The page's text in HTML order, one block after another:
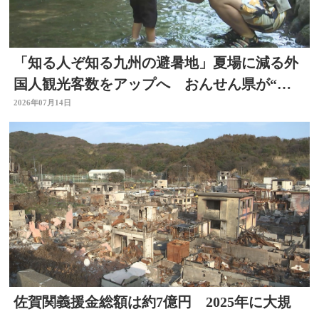
「知る人ぞ知る九州の避暑地」夏場に減る外
国人観光客数をアップへ おんせん県が“涼
しい大分”に
2026年07月14日
佐賀関義援金総額は約7億円 2025年に大規